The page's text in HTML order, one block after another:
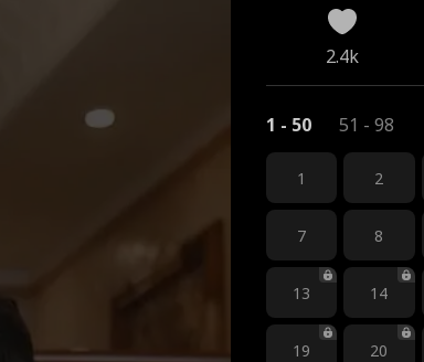
2.4k
1 - 50 51 - 98
1 2
7 8
13 14
19 20